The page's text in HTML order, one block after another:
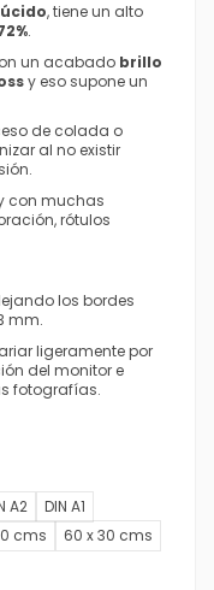
, tiene un alto
.
un acabado brillo
y eso supone un
de colada o
al no existir
con muchas
rótulos
los bordes
mm.
ligeramente por
del monitor e
fotografías.
A2
DIN A1
cms 60 x 30 cms